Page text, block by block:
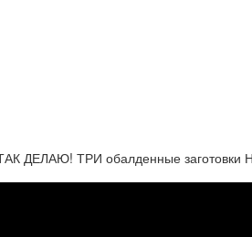
ДЕЛАЮ! ТРИ обалденные заготовки